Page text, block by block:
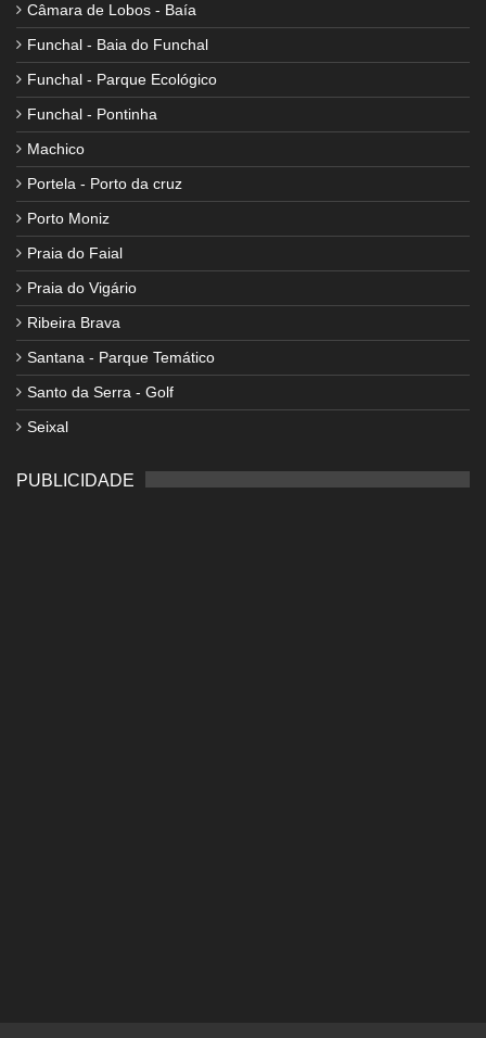
Câmara de Lobos - Baía
Funchal - Baia do Funchal
Funchal - Parque Ecológico
Funchal - Pontinha
Machico
Portela - Porto da cruz
Porto Moniz
Praia do Faial
Praia do Vigário
Ribeira Brava
Santana - Parque Temático
Santo da Serra - Golf
Seixal
PUBLICIDADE